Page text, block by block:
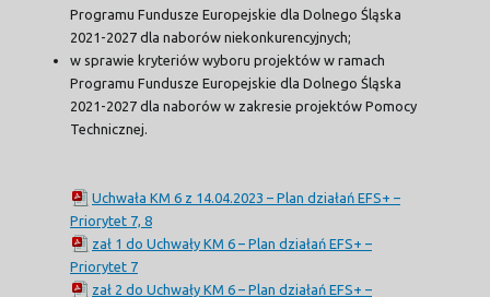
Programu Fundusze Europejskie dla Dolnego Śląska
2021-2027 dla naborów niekonkurencyjnych;
w sprawie kryteriów wyboru projektów w ramach
Programu Fundusze Europejskie dla Dolnego Śląska
2021-2027 dla naborów w zakresie projektów Pomocy
Technicznej.
Uchwała KM 6 z 14.04.2023 – Plan działań EFS+ –
Priorytet 7, 8
zał 1 do Uchwały KM 6 – Plan działań EFS+ –
Priorytet 7
zał 2 do Uchwały KM 6 – Plan działań EFS+ –